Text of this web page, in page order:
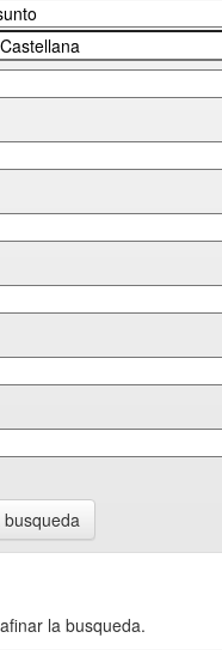
la busqueda.